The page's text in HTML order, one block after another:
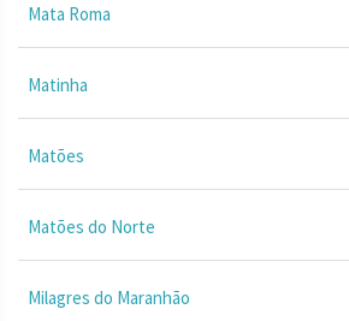
Mata Roma
Matinha
Matões
Matões do Norte
Milagres do Maranhão